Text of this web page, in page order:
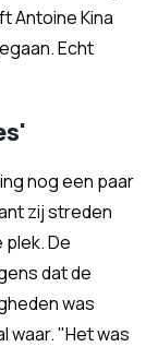
Antoine Kina
Echt
nog een paar
zij streden
plek. De
dat de
was
waar. "Het was